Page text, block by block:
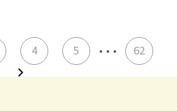
4 5 ・・・ 62